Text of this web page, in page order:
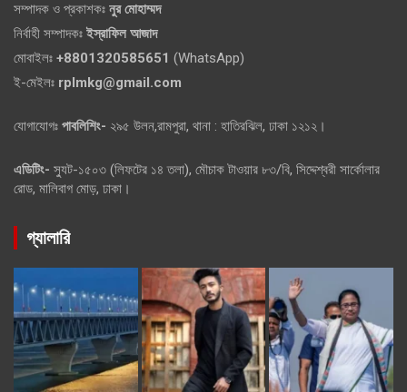
সম্পাদক ও প্রকাশকঃ নুর মোহাম্মদ
নির্বাহী সম্পাদকঃ ইস্রাফিল আজাদ
মোবাইলঃ +8801320585651 (WhatsApp)
ই-মেইলঃ rplmkg@gmail.com
যোগাযোগঃ পাবলিশিং- ২৯৫ উলন,রামপুরা, থানা : হাতিরঝিল, ঢাকা ১২১২।
এডিটিং- স্যুট-১৫০৩ (লিফটের ১৪ তলা), মৌচাক টাওয়ার ৮৩/বি, সিদ্দেশ্বরী সার্কোলার
রোড, মালিবাগ মোড়, ঢাকা।
গ্যালারি